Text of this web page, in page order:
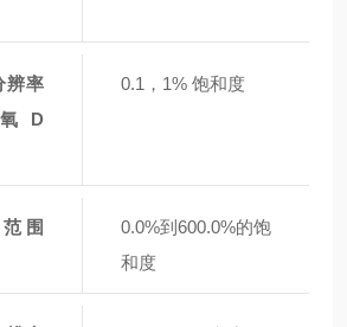
辨率
D
0.1，1% 饱和度
围
0.0%到600.0%的饱
和度